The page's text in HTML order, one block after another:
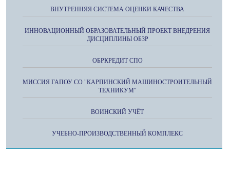
ВНУТРЕННЯЯ СИСТЕМА ОЦЕНКИ КАЧЕСТВА
ИННОВАЦИОННЫЙ ОБРАЗОВАТЕЛЬНЫЙ ПРОЕКТ ВНЕДРЕНИЯ
ДИСЦИПЛИНЫ ОБЗР
ОБРКРЕДИТ СПО
МИССИЯ ГАПОУ СО "КАРПИНСКИЙ МАШИНОСТРОИТЕЛЬНЫЙ
ТЕХНИКУМ"
ВОИНСКИЙ УЧЁТ
УЧЕБНО-ПРОИЗВОДСТВЕННЫЙ КОМПЛЕКС